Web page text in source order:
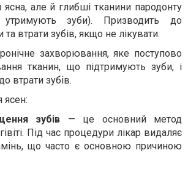
ясна, але й глибші тканини пародонту
утримують зуби). Призводить до
та втрати зубів, якщо не лікувати.
захворювання, яке поступово
тканин, що підтримують зуби, і
втрати зубів.
ясен:
зубів — це основний метод
Під час процедури лікар видаляє
що часто є основною причиною